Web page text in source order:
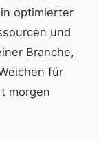
optimierter
und
Branche,
für
morgen